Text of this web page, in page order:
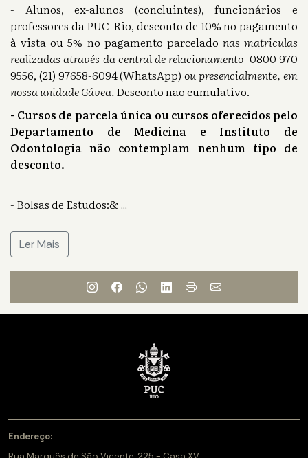
- Alunos, ex-alunos (concluintes), funcionários e
professores da PUC-Rio, desconto de 10% no pagamento
à vista ou 5% no pagamento parcelado nas matriculas
realizadas através da central de relacionamento 0800 970
9556, (21) 97658-6094 (WhatsApp)ou presencialmente, em
nossa unidade Gávea.Desconto não cumulativo.
- Cursos de parcela única ou cursos oferecidos pelo
Departamento de Medicina e Instituto de
Odontologia não contemplam nenhum tipo de
desconto.
- Bolsas de Estudos:&...
Ler Mais
Endereço: